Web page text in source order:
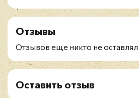
A1. Gone With The Wind
A2. Misty
A3. The Lady Is A Tramp
A4. The Man I Love
B1. Too Darn Hot
B2. Lorelei
B3. Mack The Knife
Отзывы
Отзывов еще никто не оставлял
Оставить отзыв